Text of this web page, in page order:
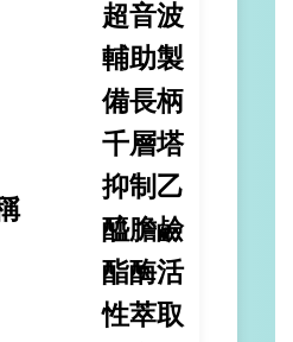
超音波
輔助製
備長柄
千層塔
抑制乙
醯膽鹼
酯酶活
性萃取